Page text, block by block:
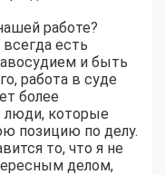
работе?
есть
и быть
работа в суде
более
люди, которые
позицию по делу.
то, что я не
делом,